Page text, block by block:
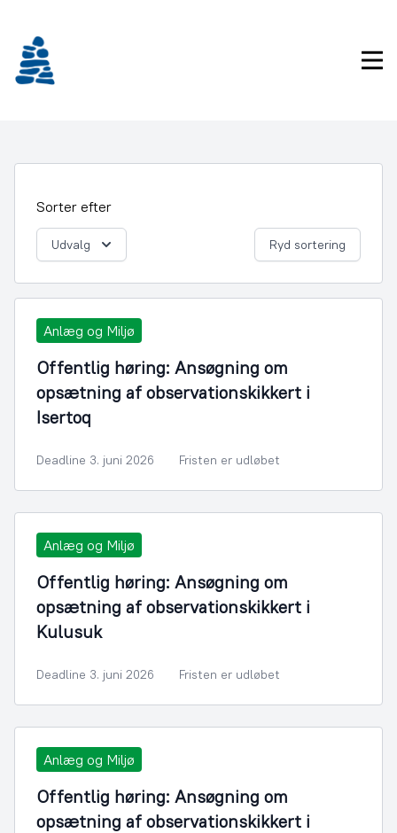
indhold
Sorter efter
Udvalg Ryd sortering
Anlæg og Miljø
Offentlig høring: Ansøgning om
opsætning af observationskikkert i
Isertoq
Deadline 3. juni 2026 Fristen er udløbet
Anlæg og Miljø
Offentlig høring: Ansøgning om
opsætning af observationskikkert i
Kulusuk
Deadline 3. juni 2026 Fristen er udløbet
Anlæg og Miljø
Offentlig høring: Ansøgning om
opsætning af observationskikkert i